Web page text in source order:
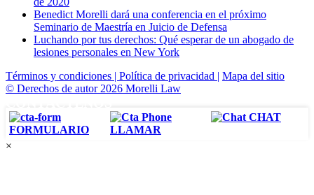
Benedict Morelli dará una conferencia en el próximo
Seminario de Maestría en Juicio de Defensa
Luchando por tus derechos: Qué esperar de un abogado de
lesiones personales en New York
Términos y condiciones | Política de privacidad | Mapa del sitio
© Derechos de autor 2026 Morelli Law
FORMULARIO LLAMAR
CHAT
×